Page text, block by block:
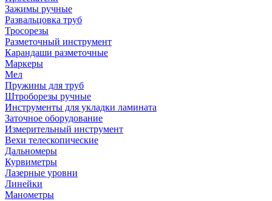
Зажимы ручные
Развальцовка труб
Тросорезы
Разметочный инструмент
Карандаши разметочные
Маркеры
Мел
Пружины для труб
Штроборезы ручные
Инструменты для укладки ламината
Заточное оборудование
Измерительный инструмент
Вехи телескопические
Дальномеры
Курвиметры
Лазерные уровни
Линейки
Манометры